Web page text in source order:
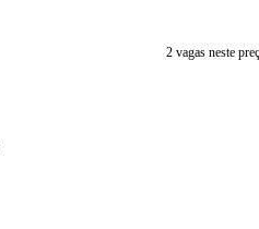
2 vagas neste